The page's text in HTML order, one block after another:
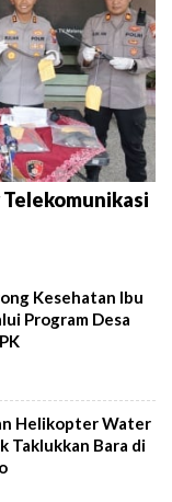
Kesehatan Ibu
Program Desa
Helikopter Water
Taklukkan Bara di